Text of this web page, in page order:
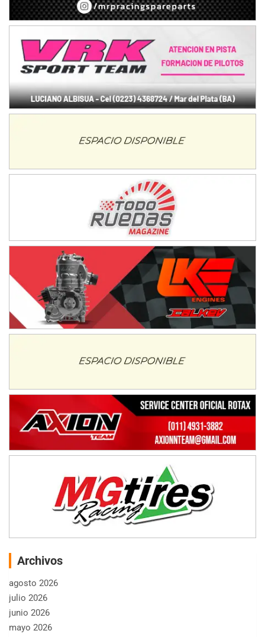
Archivos
agosto 2026
julio 2026
junio 2026
mayo 2026